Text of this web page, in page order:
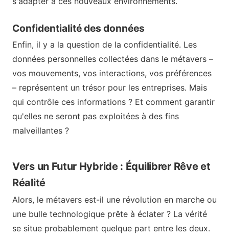
Confidentialité des données
Enfin, il y a la question de la confidentialité. Les
données personnelles collectées dans le métavers –
vos mouvements, vos interactions, vos préférences
– représentent un trésor pour les entreprises. Mais
qui contrôle ces informations ? Et comment garantir
qu'elles ne seront pas exploitées à des fins
malveillantes ?
Vers un Futur Hybride : Équilibrer Rêve et
Réalité
Alors, le métavers est-il une révolution en marche ou
une bulle technologique prête à éclater ? La vérité
se situe probablement quelque part entre les deux.